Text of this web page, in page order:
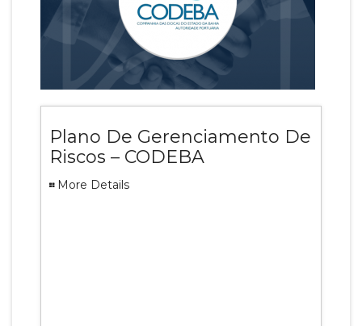
Plano De Gerenciamento De
Riscos – CODEBA
More Details